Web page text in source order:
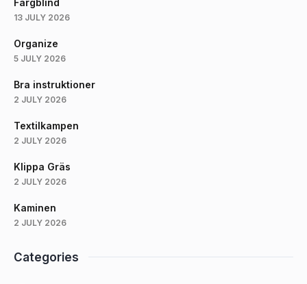
13 JULY 2026
Organize
5 JULY 2026
Bra instruktioner
2 JULY 2026
Textilkampen
2 JULY 2026
Klippa Gräs
2 JULY 2026
Kaminen
2 JULY 2026
Categories